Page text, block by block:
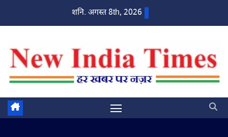
शनि. अगस्त 8th, 2026